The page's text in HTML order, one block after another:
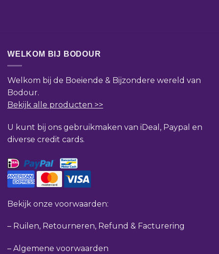
WELKOM BIJ BODOUR
Welkom bij de Boeiende & Bijzondere wereld van
Bodour.
Bekijk alle producten >>
U kunt bij ons gebruikmaken van iDeal, Paypal en
diverse credit cards.
Bekijk onze voorwaarden:
– Ruilen, Retourneren, Refund & Facturering
– Algemene voorwaarden